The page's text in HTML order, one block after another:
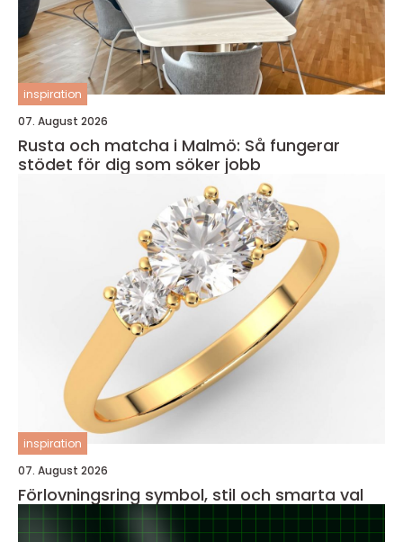
inspiration
07. August 2026
Rusta och matcha i Malmö: Så fungerar
stödet för dig som söker jobb
inspiration
07. August 2026
Förlovningsring symbol, stil och smarta val